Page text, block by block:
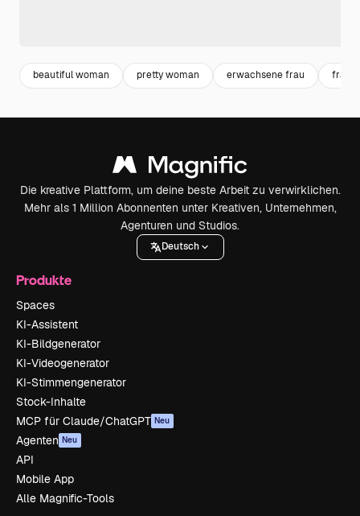
beautiful woman pretty woman erwachsene frau
Die kreative Plattform, um deine beste Arbeit zu verwirklichen.
Mehr als 1 Million Abonnenten unter Kreativen, Unternehmen,
Agenturen und Studios.
Deutsch
Produkte
Spaces
KI-Assistent
KI-Bildgenerator
KI-Videogenerator
KI-Stimmengenerator
Stock-Inhalte
MCP für Claude/ChatGPT Neu
Agenten Neu
API
Mobile App
Alle Magnific-Tools